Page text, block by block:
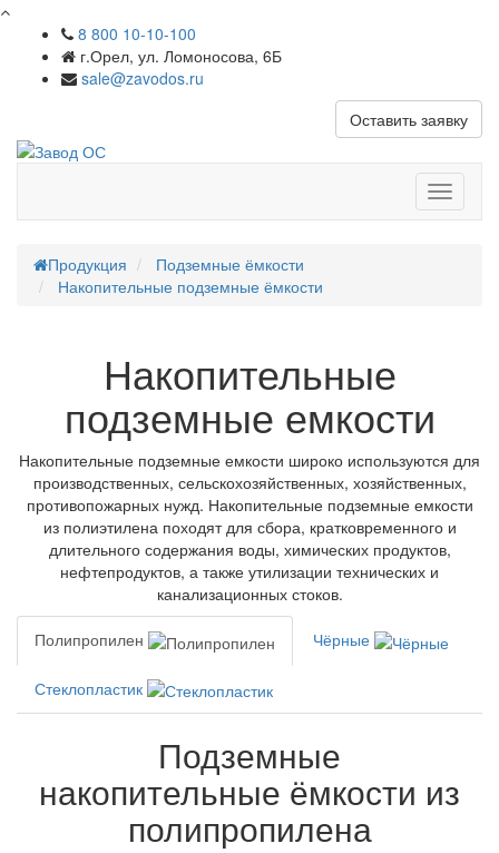
8 800 10-10-100
г.Орел, ул. Ломоносова, 6Б
sale@zavodos.ru
Оставить заявку
меню
Продукция
Подземные ёмкости
Накопительные подземные ёмкости
Накопительные
подземные емкости
Накопительные подземные емкости широко используются для
производственных, сельскохозяйственных, хозяйственных,
противопожарных нужд. Накопительные подземные емкости
из полиэтилена походят для сбора, кратковременного и
длительного содержания воды, химических продуктов,
нефтепродуктов, а также утилизации технических и
канализационных стоков.
Полипропилен Чёрные
Стеклопластик
Подземные
накопительные ёмкости из
полипропилена